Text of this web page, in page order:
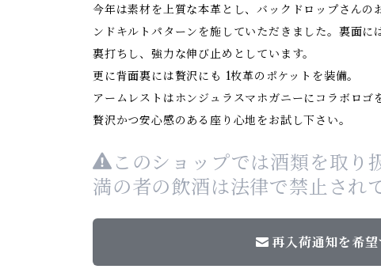
今年は素材を上質な本革とし、バックドロップさんの
ンドキルトパターンを施していただきました。裏面に
裏打ちし、強力な伸び止めとしています。
更に背面裏には贅沢にも 1枚革のポケットを装備。
アームレストはホンジュラスマホガニーにコラボロゴ
贅沢かつ安心感のある座り心地をお試し下さい。
このショップでは酒類を取り
満の者の飲酒は法律で禁止され
再入荷通知を希望